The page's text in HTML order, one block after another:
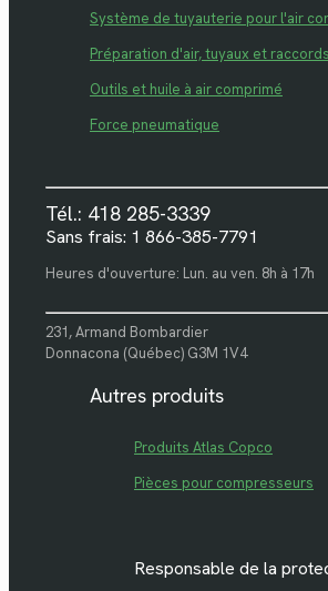
Système de tuyauterie pour l'air
Préparation d'air, tuyaux et raccords
Outils et huile à air comprimé
Force pneumatique
Tél.: 418 285-3339
Sans frais: 1 866-385-7791
Heures d'ouverture: Lun. au ven. 8h à 17h
231, Armand Bombardier
Donnacona (Québec) G3M 1V4
Autres produits
Produits Atlas Copco
Pièces pour compresseurs
Responsable de la